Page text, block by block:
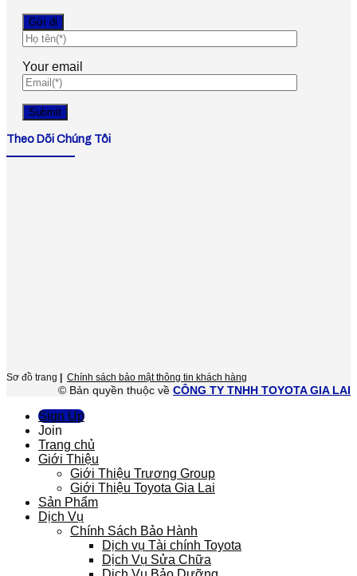
Your email
Theo Dõi Chúng Tôi
Sơ đồ trang | Chính sách bảo mật thông tin khách hàng
© Bản quyền thuộc về CÔNG TY TNHH TOYOTA GIA LAI
Sign Up
Join
Trang chủ
Giới Thiệu
Giới Thiệu Trương Group
Giới Thiệu Toyota Gia Lai
Sản Phẩm
Dịch Vụ
Chính Sách Bảo Hành
Dịch vụ Tài chính Toyota
Dịch Vụ Sửa Chữa